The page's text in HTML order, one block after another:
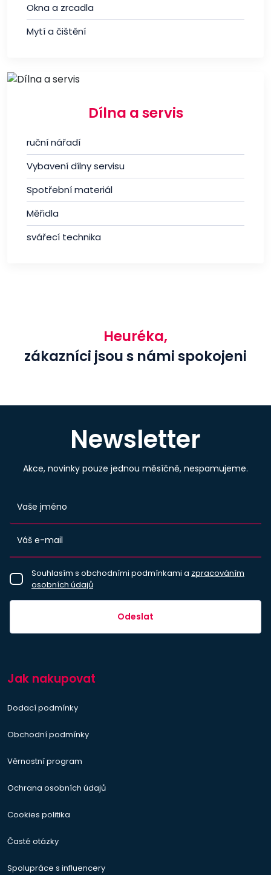
Okna a zrcadla
Mytí a čištění
Dílna a servis
ruční nářadí
Vybavení dílny servisu
Spotřební materiál
Měřidla
svářecí technika
Heuréka,
zákazníci jsou s námi spokojeni
Newsletter
Akce, novinky pouze jednou měsíčně, nespamujeme.
Souhlasím s obchodními podmínkami a zpracováním
osobních údajů
Odeslat
Jak nakupovat
Dodací podmínky
Obchodní podmínky
Věrnostní program
Ochrana osobních údajů
Cookies politika
Časté otázky
Spolupráce s influencery